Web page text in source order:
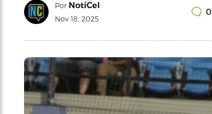
Por NotiCel
Nov 18, 2025
0